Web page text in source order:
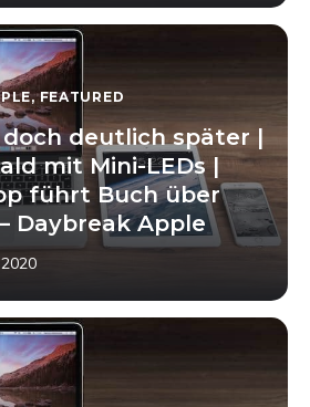
,FEATURED
doch deutlich später |
mit Mini-LEDs |
führt Buch über
Daybreak Apple